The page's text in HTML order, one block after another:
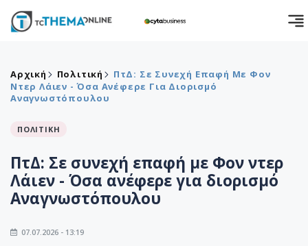
Αρχική Πολιτική
ΠτΔ: Σε Συνεχή Επαφή Με Φον
Ντερ Λάιεν - Όσα Ανέφερε Για Διορισμό
Αναγνωστόπουλου
ΠΟΛΙΤΙΚΗ
ΠτΔ: Σε συνεχή επαφή με Φον ντερ
Λάιεν - Όσα ανέφερε για διορισμό
Αναγνωστόπουλου
07.07.2026 - 13:19